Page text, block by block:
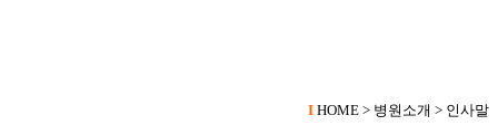
I HOME > 병원소개 > 인사말